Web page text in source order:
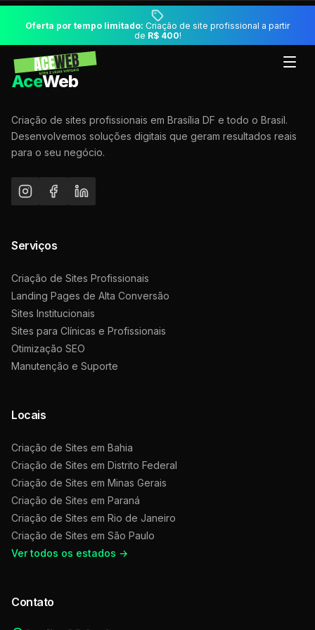
Oferta por tempo limitado: Criação de site profissional a partir
de R$ 400!
AceWeb
Criação de sites profissionais em Brasília DF e todo o Brasil.
Desenvolvemos soluções digitais que geram resultados reais
para o seu negócio.
Serviços
Criação de Sites Profissionais
Landing Pages de Alta Conversão
Sites Institucionais
Sites para Clínicas e Profissionais
Otimização SEO
Manutenção e Suporte
Locais
Criação de Sites em Bahia
Criação de Sites em Distrito Federal
Criação de Sites em Minas Gerais
Criação de Sites em Paraná
Criação de Sites em Rio de Janeiro
Criação de Sites em São Paulo
Ver todos os estados →
Contato